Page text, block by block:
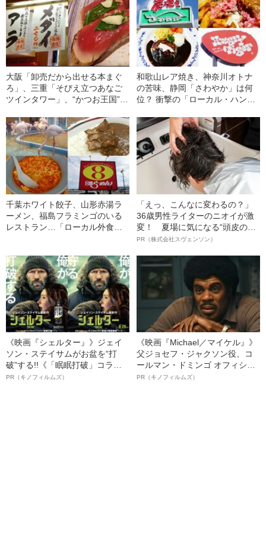
大阪「卸売だから出せる本まぐ
ろ」、三重「そびえ立つあなご
ツインタワー」、“かつお王国”高
チェーンベスト15〈西日本編〉
和歌山レア焼き、神奈川オトナ
の苦味、静岡「さわやか」は何
位？ 衝撃の「ローカル・ハンバ
千葉ホワイト餃子、山形赤湯ラ
ーメン、福島フラミンゴのいる
レストラン…「ローカル外食チ
「えっ、こんなに変わるの？」
36歳男性ライターのニオイが激
変！ 夏場に気になる“頭皮のニ
オイ”や“ベタつき”を解消す
ト”が生み出した徹底ケアとは
PR（株式会社スヴェンソン）
《映画『シェルター』》ジェイ
ソン・ステイサムがお盆を“打
破”する!!《「眠眠打破」コラ
ボ》
PR（キノフィルムズ）
《映画『Michael／マイケル』》
父ジョセフ・ジャクソン役、コ
ールマン・ドミンゴ オフィシャ
ルインタビュー“観客を魅了した
PR（キノフィルムズ）